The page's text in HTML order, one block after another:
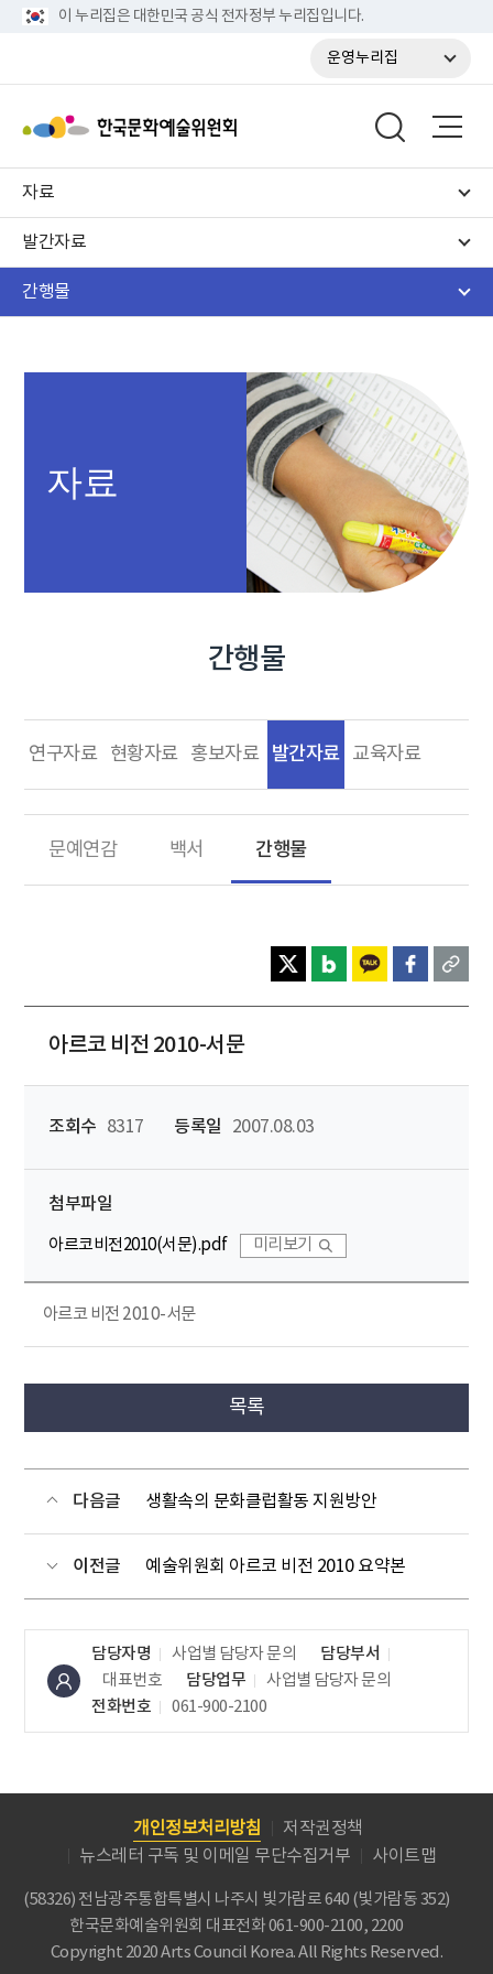
이 누리집은 대한민국 공식 전자정부 누리집입니다.
운영누리집
자료
발간자료
간행물
자료
간행물
연구자료 현황자료 홍보자료 발간자료 교육자료
문예연감 백서 간행물
아르코 비전 2010-서문
조회수 8317 등록일 2007.08.03
첨부파일
아르코비전2010(서문).pdf 미리보기
아르코 비전 2010-서문
목록
다음글 생활속의 문화클럽활동 지원방안
이전글 예술위원회 아르코 비전 2010 요약본
담당자명 사업별 담당자 문의
담당부서
대표번호
담당업무
사업별 담당자 문의
전화번호
061-900-2100
개인정보처리방침
저작권정책
뉴스레터 구독 및 이메일 무단수집거부
사이트맵
(58326) 전남광주통합특별시 나주시 빛가람로 640 (빛가람동 352)
한국문화예술위원회 대표전화 061-900-2100, 2200
Copyright 2020 Arts Council Korea. All Rights Reserved.